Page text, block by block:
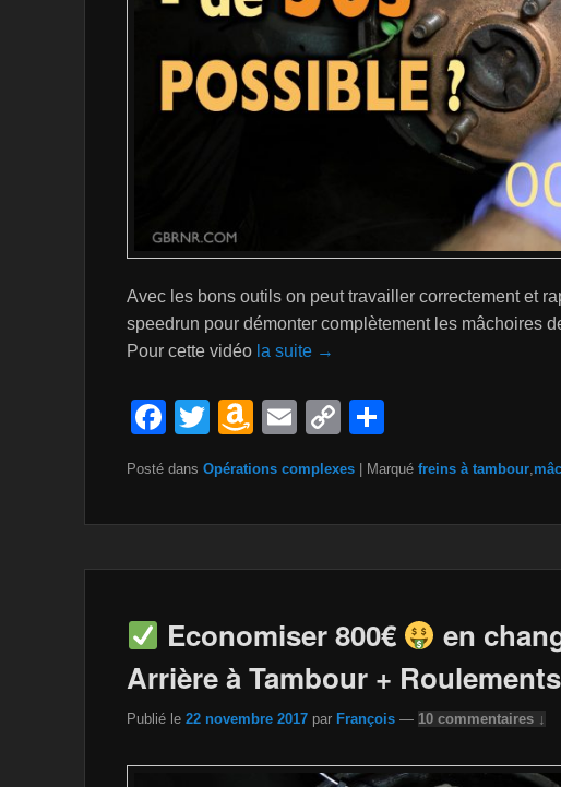
Avec les bons outils on peut travailler correctement et
speedrun pour démonter complètement les mâchoires
Pour cette vidéo la suite →
F
c
e
o
k
T
wi
tt
er
A
a
z
W
is
h
Li
st
E
ail
C
p
y
k
ta
g
Posté dans Opérations complexes Marqué freins à tambour
Economiser 800€
en
Arrière à Tambour +
Publié le 22 novembre 2017 par François — 10 commentaires ↓